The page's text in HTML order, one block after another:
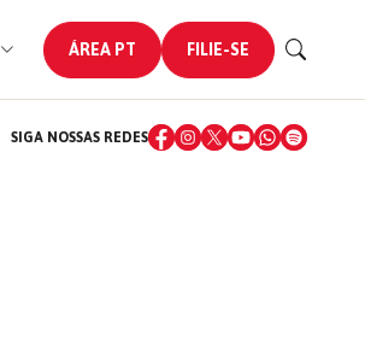
ÁREA PT FILIE-SE
SIGA NOSSAS REDES